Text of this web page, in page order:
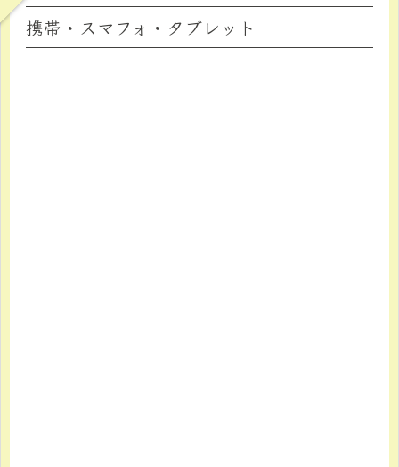
携帯・スマフォ・タブレット